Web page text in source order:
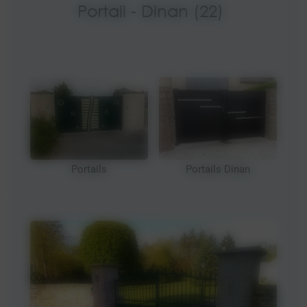
Portail - Dinan (22)
Portails